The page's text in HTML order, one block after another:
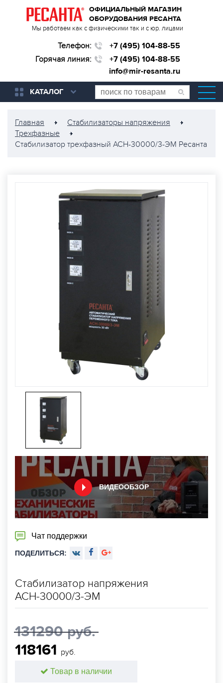
ОФИЦИАЛЬНЫЙ МАГАЗИН
ОБОРУДОВАНИЯ РЕСАНТА
Мы работаем как с физическими так и с юр. лицами
Телефон:
+7 (495) 104-88-55
Горячая линия:
+7 (495) 104-88-55
info@mir-resanta.ru
КАТАЛОГ
Главная
Стабилизаторы напряжения
Трехфазные
Стабилизатор трехфазный АСН-30000/3-ЭМ Ресанта
ВИДЕООБЗОР
Чат поддержки
ПОДЕЛИТЬСЯ:
Стабилизатор напряжения
АСН-30000/3-ЭМ
131290 руб.
118161 руб.
Товар в наличии